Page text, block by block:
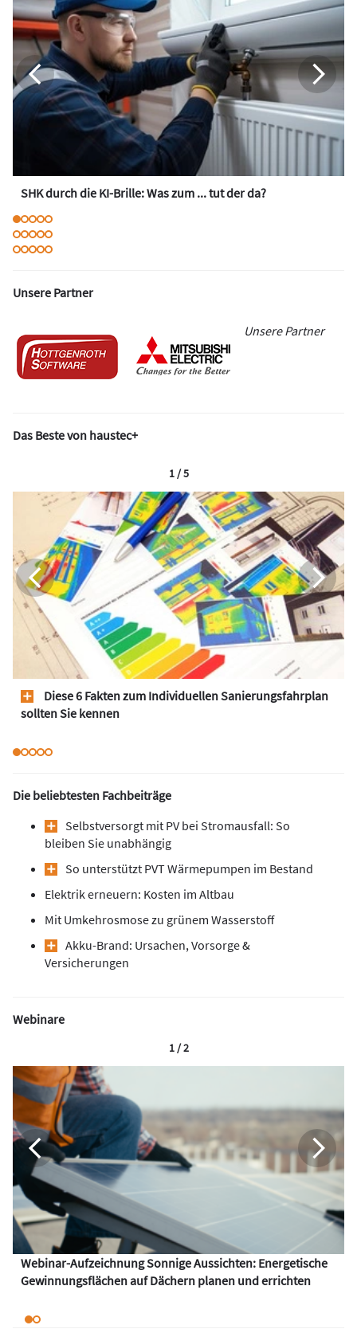
SHK durch die KI-Brille: Was zum ... tut der da?
Unsere Partner
Unsere Partner
Das Beste von haustec+
Diese 6 Fakten zum Individuellen Sanierungsfahrplan
sollten Sie kennen
1 / 5
Die beliebtesten Fachbeiträge
Selbstversorgt mit PV bei Stromausfall: So
bleiben Sie unabhängig
So unterstützt PVT ­Wärmepumpen im Bestand
Elektrik erneuern: Kosten im Altbau
Mit Umkehrosmose zu grünem Wasserstoff
Akku-Brand: Ursachen, Vorsorge &
Versicherungen
Webinare
Webinar-Aufzeichnung Sonnige Aussichten: Energetische
Gewinnungsflächen auf Dächern planen und errichten
1 / 2